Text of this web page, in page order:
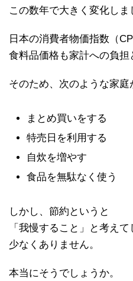
この数年で大きく変化しま
日本の消費者物価指数（
食料品価格も家計への負担
そのため、次のような家庭
まとめ買いをする
特売日を利用する
自炊を増やす
食品を無駄なく使う
しかし、節約というと
「我慢すること」と考え
少なくありません。
本当にそうでしょうか。